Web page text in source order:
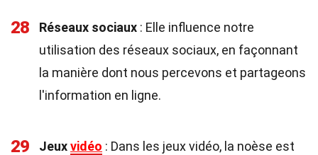
28 Réseaux sociaux : Elle influence notre
utilisation des réseaux sociaux, en façonnant
la manière dont nous percevons et partageons
l'information en ligne.
29 Jeuxvidéo : Dans les jeux vidéo, la noèse est